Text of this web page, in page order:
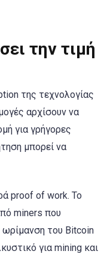
την τιμή
της τεχνολογίας
αρχίσουν να
για γρήγορες
μπορεί να
proof of work. Το
miners που
ωρίμανση του Bitcoin
για mining και